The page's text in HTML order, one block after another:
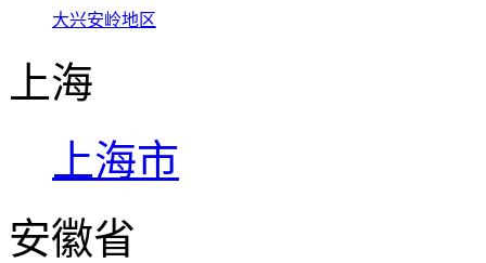
大兴安岭地区
上海
上海市
安徽省